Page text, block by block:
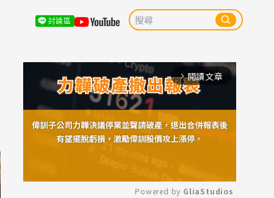
討論區
arrow_forward_ios 閱讀文章
Powered by GliaStudios